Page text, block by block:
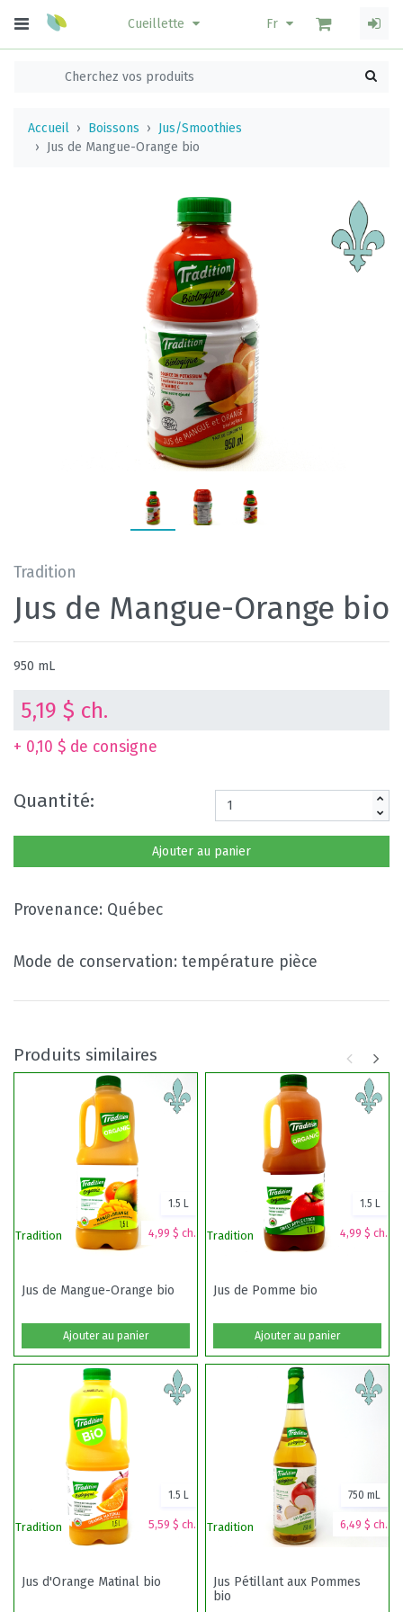
Cueillette Fr
Accueil Boissons
Jus/Smoothies
Jus de Mangue-Orange bio
Tradition
Jus de Mangue-Orange bio
950 mL
5,19 $ ch.
+ 0,10 $ de consigne
Quantité:
Ajouter au panier
Provenance: Québec
Mode de conservation: température pièce
Produits similaires
Tradition 4,99 $ ch.
1.5 L
Jus de Mangue-Orange bio
Ajouter au panier
Tradition 4,99 $ ch.
1.5 L
Jus de Pomme bio
Ajouter au panier
Tradition 5,59 $ ch.
1.5 L
Jus d'Orange Matinal bio
Tradition 6,49 $ ch.
750 mL
Jus Pétillant aux Pommes
bio